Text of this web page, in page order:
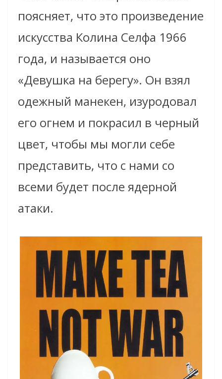
поясняет, что это произведение
искусства Колина Селфа 1966
года, и называется оно
«Девушка на берегу». Он взял
одежный манекен, изуродовал
его огнем и покрасил в черный
цвет, чтобы мы могли себе
представить, что с нами со
всеми будет после ядерной
атаки.